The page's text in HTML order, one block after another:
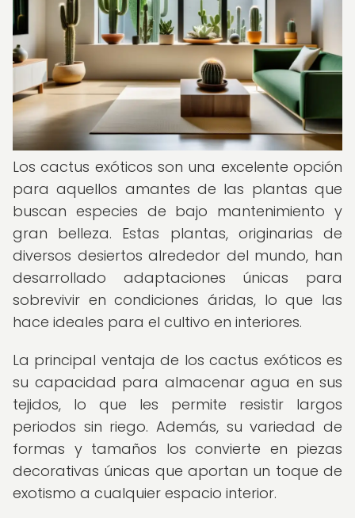
Los cactus exóticos son una excelente opción
para aquellos amantes de las plantas que
buscan especies de bajo mantenimiento y
gran belleza. Estas plantas, originarias de
diversos desiertos alrededor del mundo, han
desarrollado adaptaciones únicas para
sobrevivir en condiciones áridas, lo que las
hace ideales para el cultivo en interiores.
La principal ventaja de los cactus exóticos es
su capacidad para almacenar agua en sus
tejidos, lo que les permite resistir largos
periodos sin riego. Además, su variedad de
formas y tamaños los convierte en piezas
decorativas únicas que aportan un toque de
exotismo a cualquier espacio interior.